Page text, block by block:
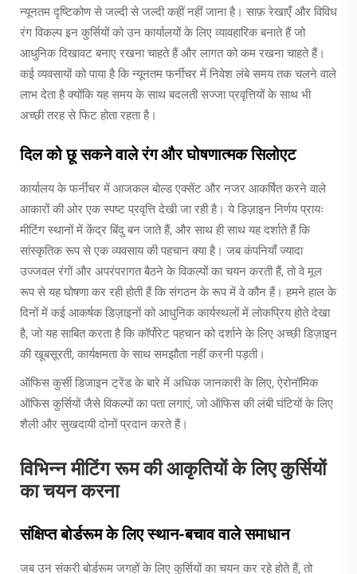
न्यूनतम दृष्टिकोण से जल्दी से जल्दी कहीं नहीं जाना है। साफ़ रेखाएँ और विविध
रंग विकल्प इन कुर्सियों को उन कार्यालयों के लिए व्यावहारिक बनाते हैं जो
आधुनिक दिखावट बनाए रखना चाहते हैं और लागत को कम रखना चाहते हैं।
कई व्यवसायों को पाया है कि न्यूनतम फर्नीचर में निवेश लंबे समय तक चलने वाले
लाभ देता है क्योंकि यह समय के साथ बदलती सज्जा प्रवृत्तियों के साथ भी
अच्छी तरह से फिट होता रहता है।
दिल को छू सकने वाले रंग और घोषणात्मक सिलोएट
कार्यालय के फर्नीचर में आजकल बोल्ड एक्सेंट और नजर आकर्षित करने वाले
आकारों की ओर एक स्पष्ट प्रवृत्ति देखी जा रही है। ये डिज़ाइन निर्णय प्रायः
मीटिंग स्थानों में केंद्र बिंदु बन जाते हैं, और साथ ही साथ यह दर्शाते हैं कि
सांस्कृतिक रूप से एक व्यवसाय की पहचान क्या है। जब कंपनियाँ ज्यादा
उज्जवल रंगों और अपरंपरागत बैठने के विकल्पों का चयन करती हैं, तो वे मूल
रूप से यह घोषणा कर रही होती हैं कि संगठन के रूप में वे कौन हैं। हमने हाल के
दिनों में कई आकर्षक डिज़ाइनों को आधुनिक कार्यस्थलों में लोकप्रिय होते देखा
है, जो यह साबित करता है कि कॉर्पोरेट पहचान को दर्शाने के लिए अच्छी डिज़ाइन
की खूबसूरती, कार्यक्षमता के साथ समझौता नहीं करनी पड़ती।
ऑफिस कुर्सी डिजाइन ट्रेंड के बारे में अधिक जानकारी के लिए, ऐरोनॉमिक
ऑफिस कुर्सियों जैसे विकल्पों का पता लगाएं, जो ऑफिस की लंबी घंटियों के लिए
शैली और सुखदायी दोनों प्रदान करते हैं।
विभिन्न मीटिंग रूम की आकृतियों के लिए कुर्सियों
का चयन करना
संक्षिप्त बोर्डरूम के लिए स्थान-बचाव वाले समाधान
जब उन संकरी बोर्डरूम जगहों के लिए कुर्सियों का चयन कर रहे होते हैं, तो